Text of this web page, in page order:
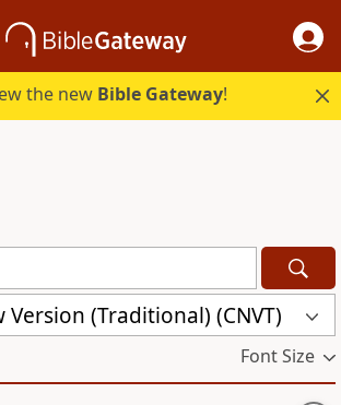
the new Bible Gateway!
Version (Traditional) (CNVT)
Font Size